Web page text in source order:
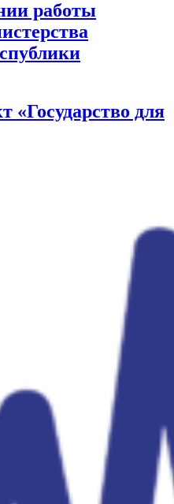
работы
«Государство для